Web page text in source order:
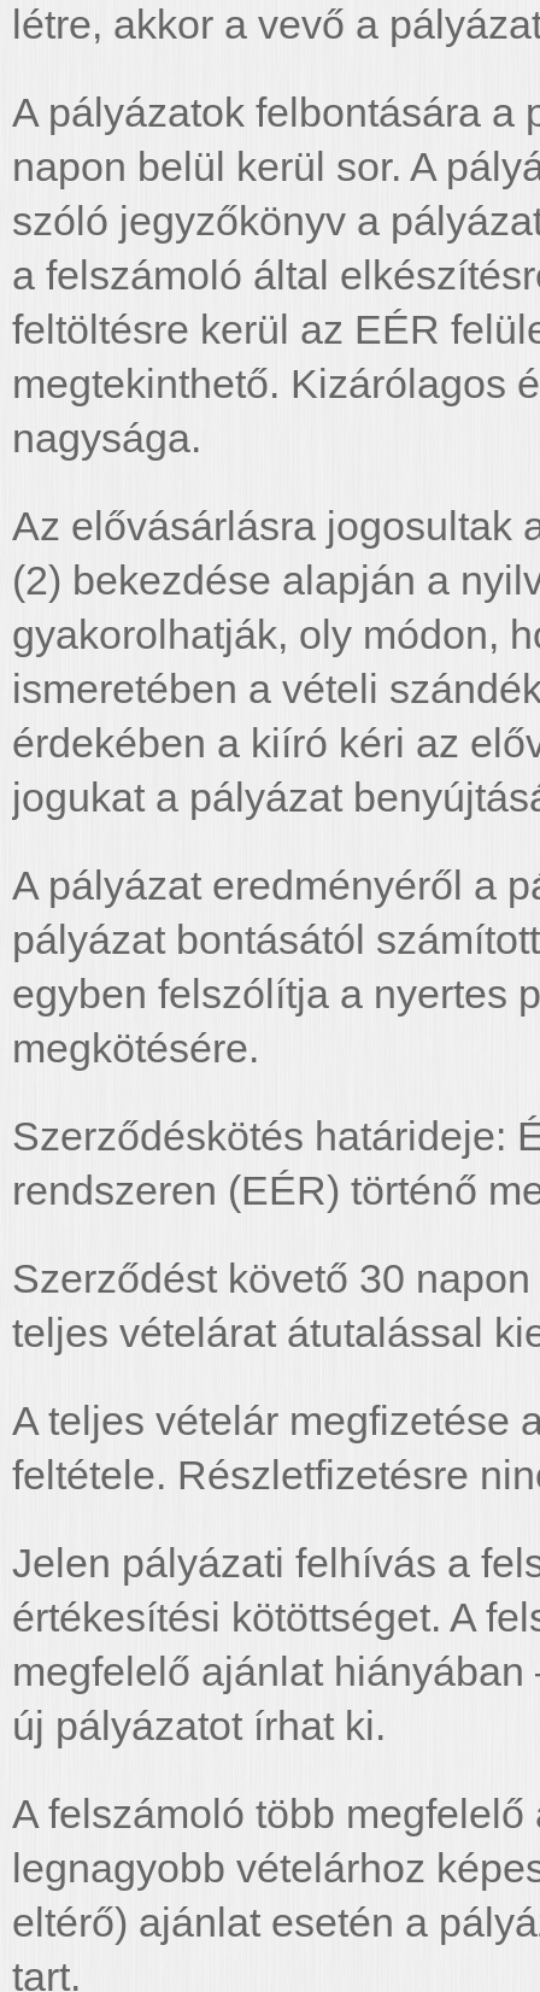
létre, akkor a vevő a
A pályázatok felbontására a
napon belül kerül sor. A
szóló jegyzőkönyv a
a felszámoló által
feltöltésre kerül az EÉR
megtekinthető. Kizárólagos
nagysága.
Az elővásárlásra jogosultak
(2) bekezdése alapján a
gyakorolhatják, oly módon,
ismeretében a vételi
érdekében a kiíró kéri az
jogukat a pályázat
A pályázat eredményéről a
pályázat bontásától
egyben felszólítja a nyertes
megkötésére.
Szerződéskötés határideje:
rendszeren (EÉR) történő
Szerződést követő 30
teljes vételárat átutalással
A teljes vételár megfizetése
feltétele. Részletfizetésre
Jelen pályázati felhívás a
értékesítési kötöttséget. A
megfelelő ajánlat
új pályázatot írhat ki.
A felszámoló több
legnagyobb vételárhoz
eltérő) ajánlat esetén a
tart.